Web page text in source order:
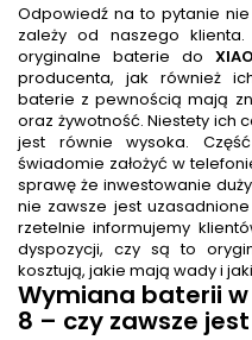
Odpowiedź na to pytanie
zależy od naszego
oryginalne baterie do
producenta, jak również
baterie z pewnością mają
oraz żywotność. Niestety ich
jest równie wysoka.
świadomie założyć w
sprawę że inwestowanie
nie zawsze jest
rzetelnie informujemy
dyspozycji, czy są to
kosztują, jakie mają wady i
Wymiana baterii w
8 – czy zawsze